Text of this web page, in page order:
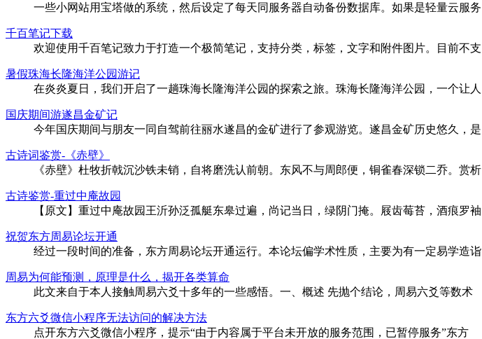
一些小网站用宝塔做的系统，然后设定了每天同服务器自动备份数据库。如果是轻量云服务
千百笔记下载
欢迎使用千百笔记致力于打造一个极简笔记，支持分类，标签，文字和附件图片。目前不支
暑假珠海长隆海洋公园游记
在炎炎夏日，我们开启了一趟珠海长隆海洋公园的探索之旅。珠海长隆海洋公园，一个让人
国庆期间游遂昌金矿记
今年国庆期间与朋友一同自驾前往丽水遂昌的金矿进行了参观游览。遂昌金矿历史悠久，是
古诗词鉴赏-《赤壁》
《赤壁》杜牧折戟沉沙铁未销，自将磨洗认前朝。东风不与周郎便，铜雀春深锁二乔。赏析
古诗鉴赏-重过中庵故园
【原文】重过中庵故园王沂孙泛孤艇东皋过遍，尚记当日，绿阴门掩。屐齿莓苔，酒痕罗袖
祝贺东方周易论坛开通
经过一段时间的准备，东方周易论坛开通运行。本论坛偏学术性质，主要为有一定易学造诣
周易为何能预测，原理是什么，揭开各类算命
此文来自于本人接触周易六爻十多年的一些感悟。一、概述 先抛个结论，周易六爻等数术
东方六爻微信小程序无法访问的解决方法
点开东方六爻微信小程序，提示“由于内容属于平台未开放的服务范围，已暂停服务”东方